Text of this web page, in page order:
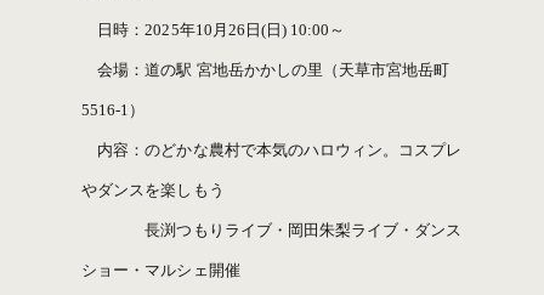
日時：2025年10月26日(日) 10:00～
会場：道の駅 宮地岳かかしの里（天草市宮地岳町
5516-1）
内容：のどかな農村で本気のハロウィン。コスプレ
やダンスを楽しもう
長渕つもりライブ・岡田朱梨ライブ・ダンス
ショー・マルシェ開催